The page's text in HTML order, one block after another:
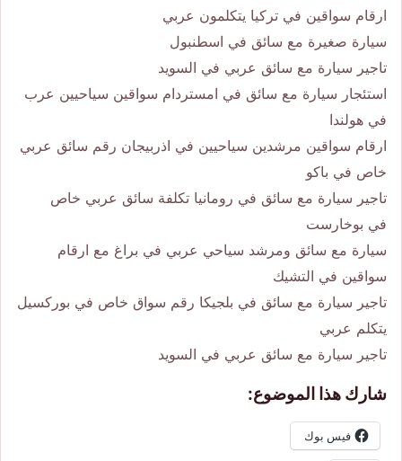
ارقام سواقين في تركيا يتكلمون عربي
سيارة صغيرة مع سائق في اسطنبول
تاجير سيارة مع سائق عربي في السويد
استئجار سيارة مع سائق في امستردام سواقين سياحيين عرب
في هولندا
ارقام سواقين مرشدين سياحيين في اذربيجان رقم سائق عربي
خاص في باكو
تاجير سيارة مع سائق في رومانيا تكلفة سائق عربي خاص
في بوخارست
سيارة مع سائق ومرشد سياحي عربي في براغ مع ارقام
سواقين في التشيك
تاجير سيارة مع سائق في بلجيكا رقم سواق خاص في بوركسيل
يتكلم عربي
تاجير سيارة مع سائق عربي في السويد
شارك هذا الموضوع:
فيس بوك